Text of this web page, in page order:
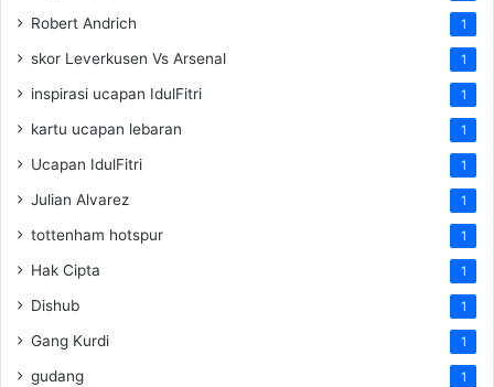
Robert Andrich 1
skor Leverkusen Vs Arsenal 1
inspirasi ucapan IdulFitri 1
kartu ucapan lebaran 1
Ucapan IdulFitri 1
Julian Alvarez 1
tottenham hotspur 1
Hak Cipta 1
Dishub 1
Gang Kurdi 1
gudang 1